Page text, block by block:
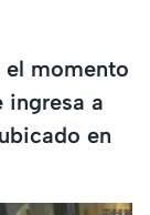
momento
ingresa a
en